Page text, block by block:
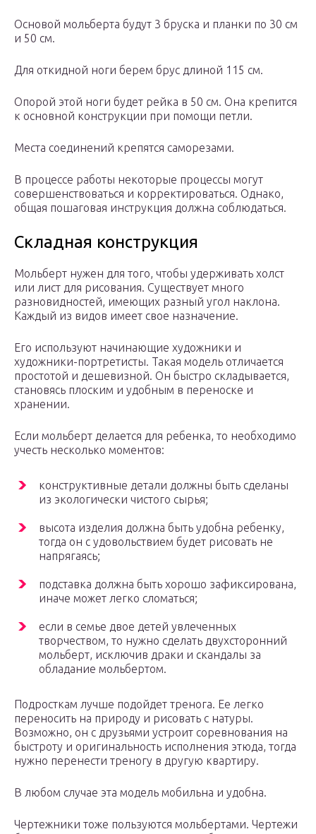
Основой мольберта будут 3 бруска и планки по 30 см
и 50 см.
Для откидной ноги берем брус длиной 115 см.
Опорой этой ноги будет рейка в 50 см. Она крепится
к основной конструкции при помощи петли.
Места соединений крепятся саморезами.
В процессе работы некоторые процессы могут
совершенствоваться и корректироваться. Однако,
общая пошаговая инструкция должна соблюдаться.
Складная конструкция
Мольберт нужен для того, чтобы удерживать холст
или лист для рисования. Существует много
разновидностей, имеющих разный угол наклона.
Каждый из видов имеет свое назначение.
Его используют начинающие художники и
художники-портретисты. Такая модель отличается
простотой и дешевизной. Он быстро складывается,
становясь плоским и удобным в переноске и
хранении.
Если мольберт делается для ребенка, то необходимо
учесть несколько моментов:
конструктивные детали должны быть сделаны
из экологически чистого сырья;
высота изделия должна быть удобна ребенку,
тогда он с удовольствием будет рисовать не
напрягаясь;
подставка должна быть хорошо зафиксирована,
иначе может легко сломаться;
если в семье двое детей увлеченных
творчеством, то нужно сделать двухсторонний
мольберт, исключив драки и скандалы за
обладание мольбертом.
Подросткам лучше подойдет тренога. Ее легко
переносить на природу и рисовать с натуры.
Возможно, он с друзьями устроит соревнования на
быстроту и оригинальность исполнения этюда, тогда
нужно перенести треногу в другую квартиру.
В любом случае эта модель мобильна и удобна.
Чертежники тоже пользуются мольбертами. Чертежи